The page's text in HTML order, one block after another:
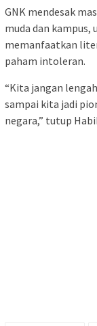
GNK mendesak
muda dan
memanfaatkan
paham intoleran.
“Kita jangan
sampai kita jadi
negara,” tutup